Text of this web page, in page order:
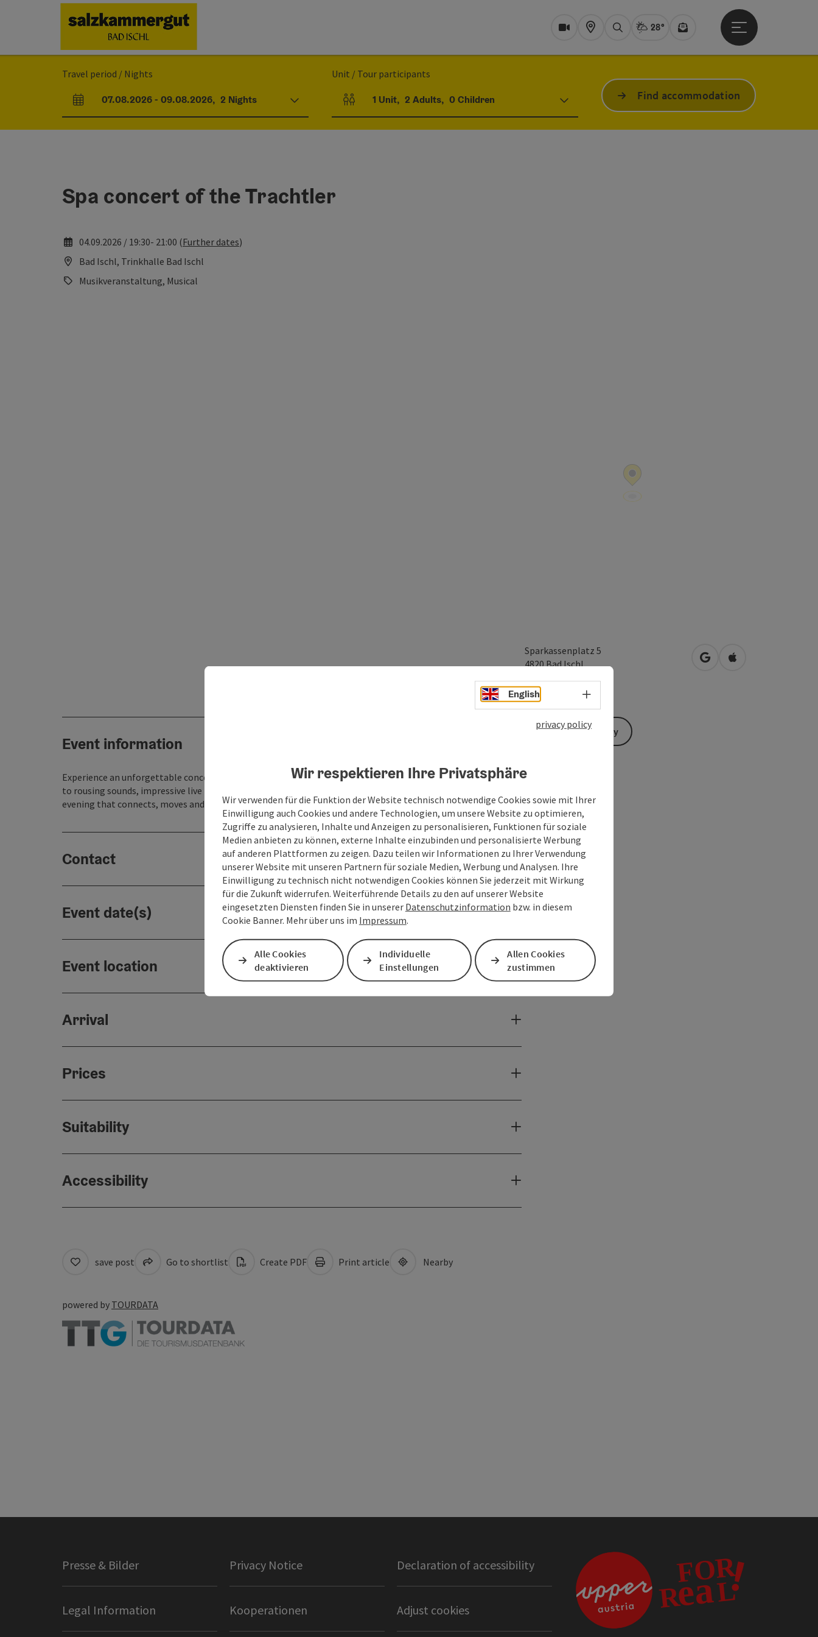
Webcams
KartesearchActual Weather Bad Ischl,
28°
Newsletter
Open main menu
Travel period / Nights
arrival and departure fields
07.08.2026- 09.08.2026, 2 Nights
Unit / Tour participants
Number of units and person fields
1 Unit, 2 Adults, 0Children Find accommodation
Spa concert of the Trachtler
04.09.2026 / 19:30- 21:00 (Further dates)
Bad Ischl, Trinkhalle Bad Ischl
Musikveranstaltung, Musical
Sparkassenplatz 5
4820Bad Ischl open in Google Maps
Open in Apple
Event information
Experience an unforgettable concert evening full of music, emotions and a special atmosphere. Look forward
to rousing sounds, impressive live performances and a varied program that will delight music lovers. Enjoy an
evening that connects, moves and will be remembered for a long time.
Contact
Event date(s)
Event location
Arrival
Prices
Suitability
Accessibility
Send inquiry
save post Go to shortlist Create PDF Print article Nearby
powered by TOURDATA
Presse & Bilder Privacy Notice Declaration of accessibility
Legal Information Kooperationen Adjust cookies
English Select language - Open menu
privacy policy
Wir respektieren Ihre Privatsphäre
Wir verwenden für die Funktion der Website technisch notwendige Cookies sowie mit Ihrer
Einwilligung auch Cookies und andere Technologien, um unsere Website zu optimieren,
Zugriffe zu analysieren, Inhalte und Anzeigen zu personalisieren, Funktionen für soziale
Medien anbieten zu können, externe Inhalte einzubinden und personalisierte Werbung
auf anderen Plattformen zu zeigen. Dazu teilen wir Informationen zu Ihrer Verwendung
unserer Website mit unseren Partnern für soziale Medien, Werbung und Analysen. Ihre
Einwilligung zu technisch nicht notwendigen Cookies können Sie jederzeit mit Wirkung
für die Zukunft widerrufen. Weiterführende Details zu den auf unserer Website
eingesetzten Diensten finden Sie in unserer Datenschutzinformation bzw. in diesem
Cookie Banner. Mehr über uns im Impressum.
Alle Cookies
deaktivieren
Individuelle
Einstellungen
Allen Cookies
zustimmen